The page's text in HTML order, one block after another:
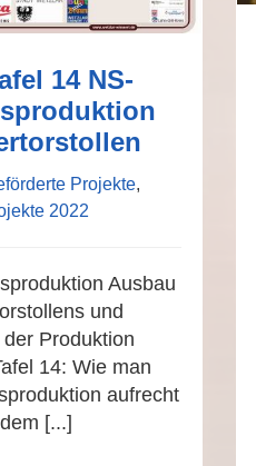
14 NS-
Projekte,
2022
Ausbau
und
Produktion
14: Wie man
aufrecht
[...]